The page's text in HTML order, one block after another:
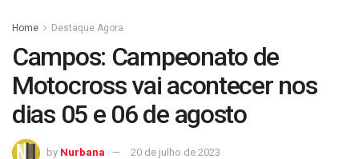
Home Destaque Agora
Campos: Campeonato de
Motocross vai acontecer nos
dias 05 e 06 de agosto
by Nurbana 20 de julho de 2023